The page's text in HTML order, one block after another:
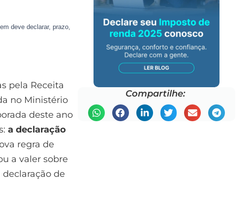
deve declarar, prazo,
pela Receita
no Ministério
deste ano
a declaração
regra de
a valer sobre
de
Compartilhe: